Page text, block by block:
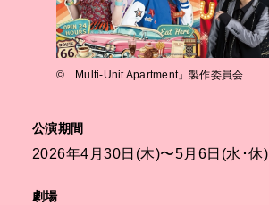
©︎「Multi-Unit Apartment」製作委員会
公演期間
2026年4月30日(木)〜5月6日(水･休)
劇場